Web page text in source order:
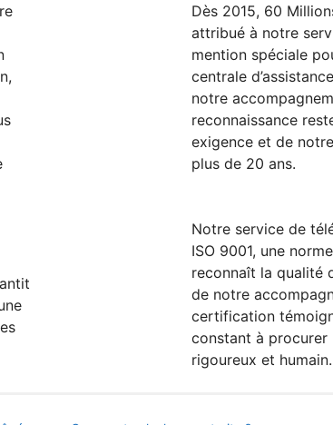
Dès 2015, 60
attribué à notre
mention spéciale
centrale
notre
reconnaissance
exigence et de
plus de 20 ans.
Notre service de
ISO 9001, une
reconnaît la qualité
de notre
certification
constant à procurer
rigoureux et humain.